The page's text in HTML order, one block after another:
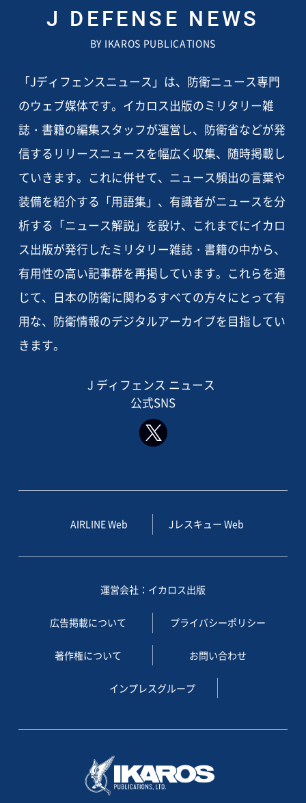
J DEFENSE NEWS
BY IKAROS PUBLICATIONS
「Jディフェンスニュース」は、防衛ニュース専門
のウェブ媒体です。イカロス出版のミリタリー雑
誌・書籍の編集スタッフが運営し、防衛省などが発
信するリリースニュースを幅広く収集、随時掲載し
ていきます。これに併せて、ニュース頻出の言葉や
装備を紹介する「用語集」、有識者がニュースを分
析する「ニュース解説」を設け、これまでにイカロ
ス出版が発行したミリタリー雑誌・書籍の中から、
有用性の高い記事群を再掲しています。これらを通
じて、日本の防衛に関わるすべての方々にとって有
用な、防衛情報のデジタルアーカイブを目指してい
きます。
J ディフェンス ニュース
公式SNS
AIRLINE Web Jレスキュー Web
運営会社：イカロス出版
広告掲載について プライバシーポリシー
著作権について お問い合わせ
インプレスグループ